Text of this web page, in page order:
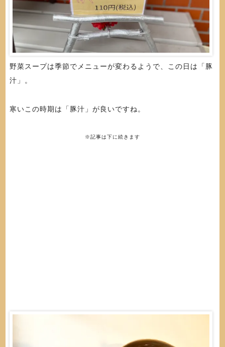
野菜スープは季節でメニューが変わるようで、この日は「豚
汁」。
寒いこの時期は「豚汁」が良いですね。
※記事は下に続きます